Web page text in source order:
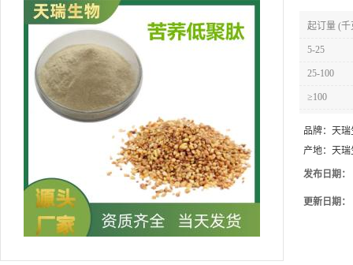
起订量 (千
5-25
25-100
≥100
品牌： 天瑞
产地： 天瑞
发布日期：
更新日期：